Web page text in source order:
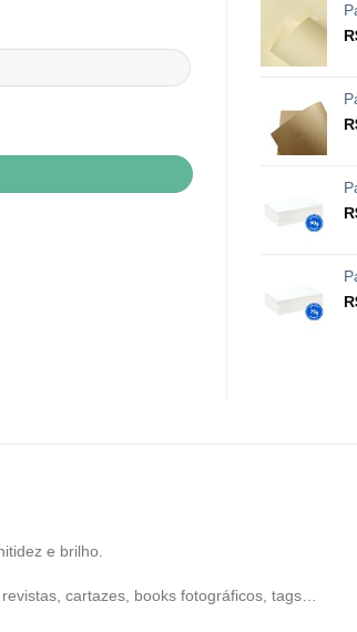
e brilho.
cartazes, books fotográficos, tags…